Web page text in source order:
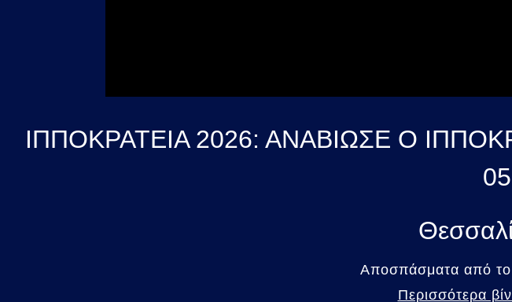
ΙΠΠΟΚΡΑΤΕΙΑ 2026: ΑΝΑΒΙΩΣΕ Ο
Αποσπάσματα από το
Περισσότερα